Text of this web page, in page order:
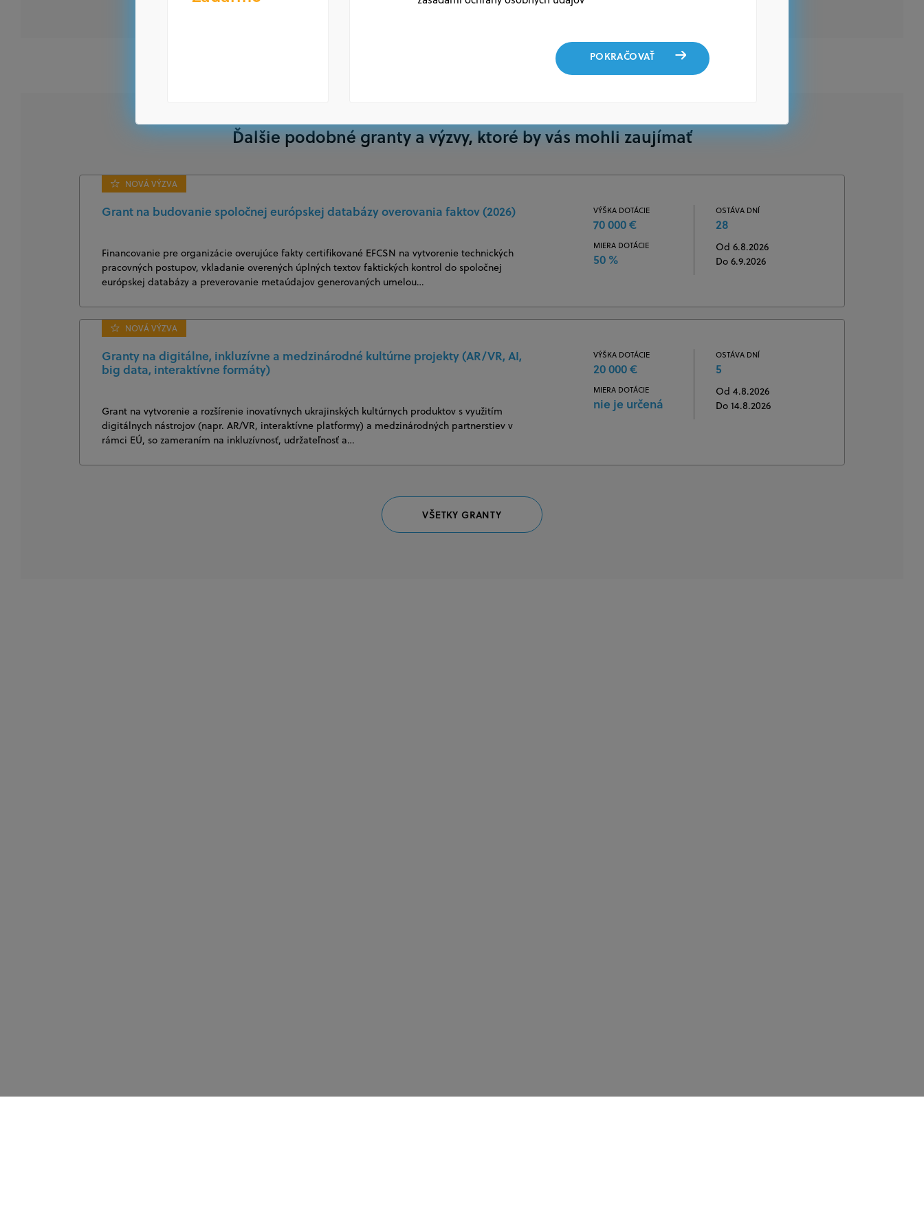
Ďalšie podobné granty a výzvy, ktoré by vás mohli zaujímať
NOVÁ VÝZVA
Grant na budovanie spoločnej európskej databázy overovania faktov (2026)
Financovanie pre organizácie overujúce fakty certifikované EFCSN na vytvorenie technických
pracovných postupov, vkladanie overených úplných textov faktických kontrol do spoločnej
európskej databázy a preverovanie metaúdajov generovaných umelou…
VÝŠKA DOTÁCIE
70 000 €
MIERA DOTÁCIE
50 %
OSTÁVA DNÍ
28
Od 6.8.2026
Do 6.9.2026
NOVÁ VÝZVA
Granty na digitálne, inkluzívne a medzinárodné kultúrne projekty (AR/VR, AI,
big data, interaktívne formáty)
Grant na vytvorenie a rozšírenie inovatívnych ukrajinských kultúrnych produktov s využitím
digitálnych nástrojov (napr. AR/VR, interaktívne platformy) a medzinárodných partnerstiev v
rámci EÚ, so zameraním na inkluzívnosť, udržateľnosť a…
VÝŠKA DOTÁCIE
20 000 €
MIERA DOTÁCIE
nie je určená
OSTÁVA DNÍ
5
Od 4.8.2026
Do 14.8.2026
VŠETKY GRANTY
POKRAČOVAŤ